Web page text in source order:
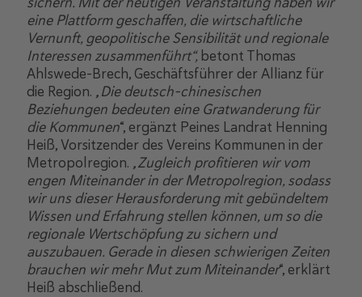
eine Plattform geschaffen, die wirtschaftliche
Vernunft, geopolitische Sensibilität und regionale
Interessen zusammenführt“, betont Thomas
Ahlswede-Brech, Geschäftsführer der Allianz für
die Region. „Die deutsch-chinesischen
Beziehungen bedeuten eine Gratwanderung für
die Kommunen“, ergänzt Peines Landrat Henning
Heiß, Vorsitzender des Vereins Kommunen in der
Metropolregion. „Zugleich profitieren wir vom
engen Miteinander in der Metropolregion, sodass
wir uns dieser Herausforderung mit gebündeltem
Wissen und Erfahrung stellen können, um so die
regionale Wertschöpfung zu sichern und
auszubauen. Gerade in diesen schwierigen Zeiten
brauchen wir mehr Mut zum Miteinander“, erklärt
Heiß abschließend.